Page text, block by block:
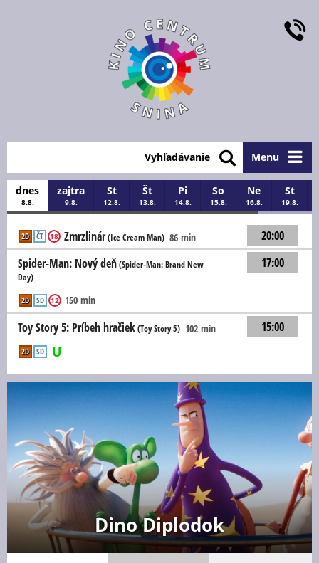
Menu
Vyhľadávanie
dnes
8.8.
zajtra
9.8.
St
12.8.
Št
13.8.
Pi
14.8.
So
15.8.
Ne
16.8.
St
19.8.
Zmrzlinár(Ice Cream Man) 86 min
2D ČT 18
20:00
Spider-Man: Nový deň(Spider-Man: Brand New
Day)
150 min
2D SD 12
17:00
Toy Story 5: Príbeh hračiek(Toy Story 5) 102 min
2D SD
15:00
Dino Diplodok